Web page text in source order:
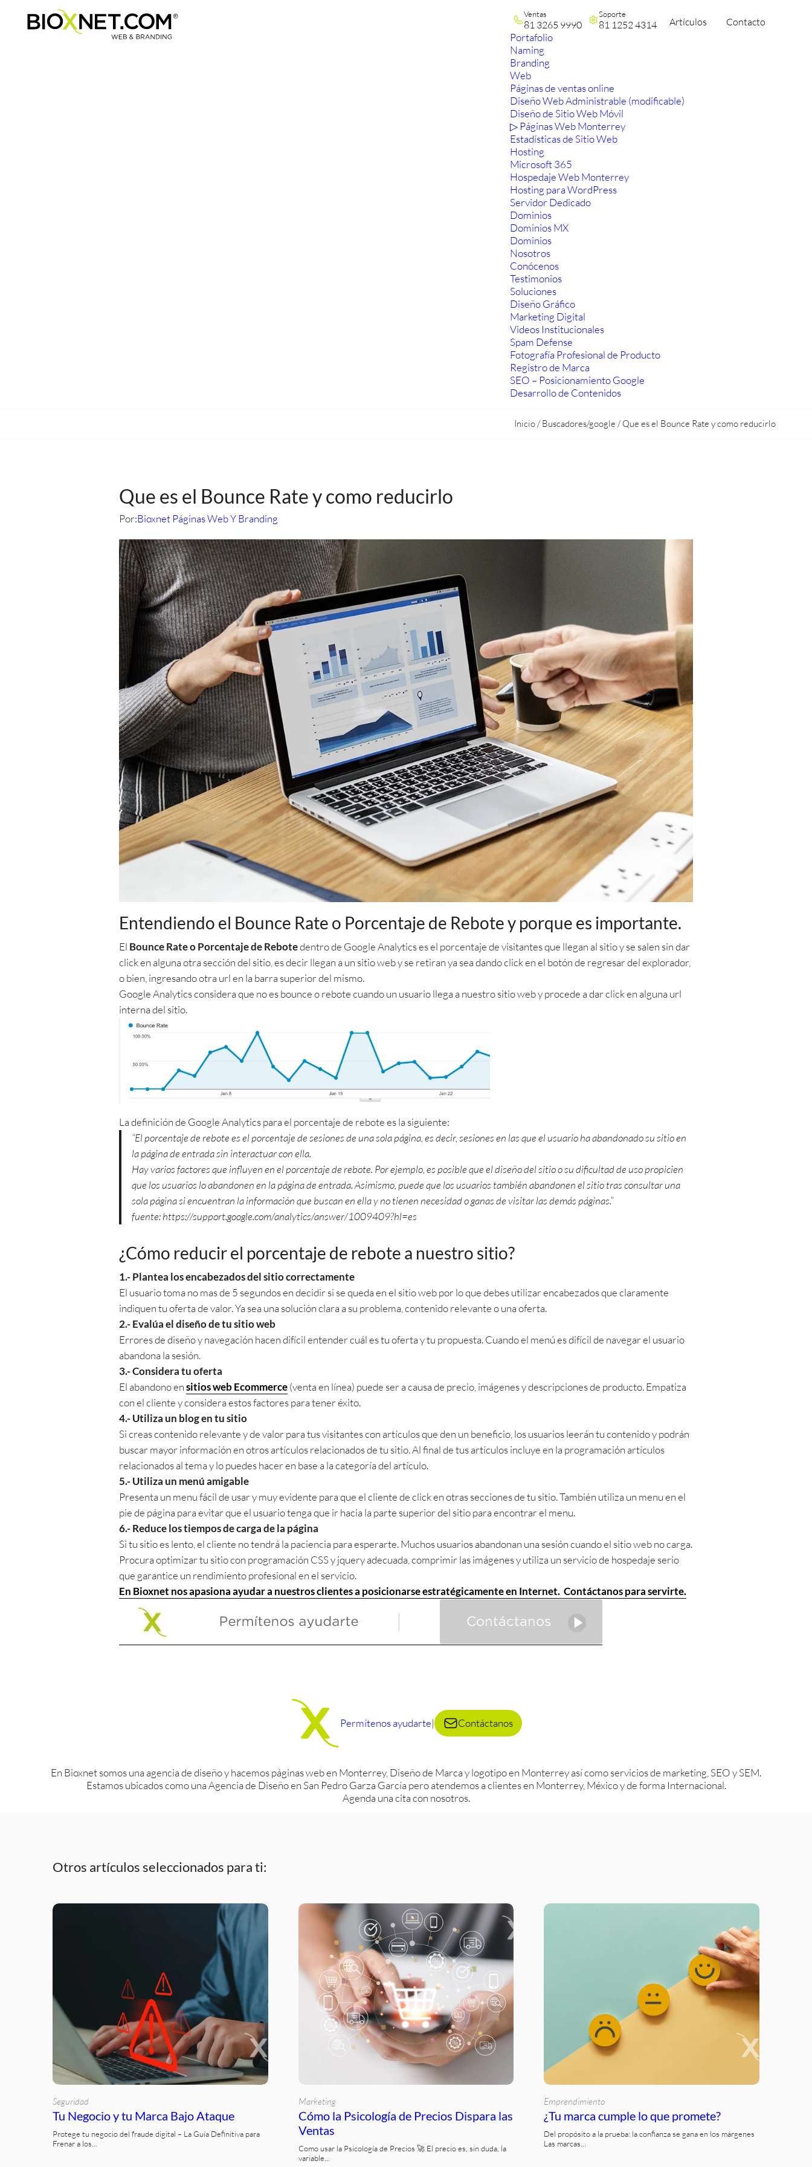
Ventas
81 3265 9990
Soporte
81 1252 4314 Artículos Contacto
Portafolio
Naming
Branding
Web
Páginas de ventas online
Diseño Web Administrable (modificable)
Diseño de Sitio Web Móvil
▷ Páginas Web Monterrey
Estadísticas de Sitio Web
Hosting
Microsoft 365
Hospedaje Web Monterrey
Hosting para WordPress
Servidor Dedicado
Dominios
Dominios MX
Dominios
Nosotros
Conócenos
Testimonios
Soluciones
Diseño Gráfico
Marketing Digital
Videos Institucionales
Spam Defense
Fotografía Profesional de Producto
Registro de Marca
SEO – Posicionamiento Google
Desarrollo de Contenidos
Inicio/Buscadores/google /Que es el Bounce Rate y como reducirlo
Que es el Bounce Rate y como reducirlo
Por:Bioxnet Páginas Web Y Branding
Entendiendo el Bounce Rate o Porcentaje de Rebote y porque es importante.
El Bounce Rate o Porcentaje de Rebotedentro de Google Analytics es el porcentaje de visitantes que llegan al sitio y se salen sin dar
click en alguna otra sección del sitio, es decir llegan a un sitio web y se retiran ya sea dando click en el botón de regresar del explorador,
o bien, ingresando otra url en la barra superior del mismo.
Google Analytics considera que no es bounce o rebote cuando un usuario llega a nuestro sitio web y procede a dar click en alguna url
interna del sitio.
La definición de Google Analytics para el porcentaje de rebote es la siguiente:
“El porcentaje de rebote es el porcentaje de sesiones de una sola página, es decir, sesiones en las que el usuario ha abandonado su sitio en
la página de entrada sin interactuar con ella.
Hay varios factores que influyen en el porcentaje de rebote. Por ejemplo, es posible que el diseño del sitio o su dificultad de uso propicien
que los usuarios lo abandonen en la página de entrada. Asimismo, puede que los usuarios también abandonen el sitio tras consultar una
sola página si encuentran la información que buscan en ella y no tienen necesidad o ganas de visitar las demás páginas.”
fuente: https://support.google.com/analytics/answer/1009409?hl=es
¿Cómo reducir el porcentaje de rebote a nuestro sitio?
1.- Plantea los encabezados del sitio correctamente
El usuario toma no mas de 5 segundos en decidir si se queda en el sitio web por lo que debes utilizar encabezados que claramente
indiquen tu oferta de valor. Ya sea una solución clara a su problema, contenido relevante o una oferta.
2.- Evalúa el diseño de tu sitio web
Errores de diseño y navegación hacen difícil entender cuál es tu oferta y tu propuesta. Cuando el menú es difícil de navegar el usuario
abandona la sesión.
3.- Considera tu oferta
El abandono ensitios web Ecommerce(venta en línea) puede ser a causa de precio, imágenes y descripciones de producto. Empatiza
con el cliente y considera estos factores para tener éxito.
4.- Utiliza un blog en tu sitio
Si creas contenido relevante y de valor para tus visitantes con artículos que den un beneficio, los usuarios leerán tu contenido y podrán
buscar mayor información en otros artículos relacionados de tu sitio. Al final de tus artículos incluye en la programación artículos
relacionados al tema y lo puedes hacer en base a la categoría del artículo.
5.- Utiliza un menú amigable
Presenta un menu fácil de usar y muy evidente para que el cliente de click en otras secciones de tu sitio. También utiliza un menu en el
pie de página para evitar que el usuario tenga que ir hacia la parte superior del sitio para encontrar el menu.
6.- Reduce los tiempos de carga de la página
Si tu sitio es lento, el cliente no tendrá la paciencia para esperarte. Muchos usuarios abandonan una sesión cuando el sitio web no carga.
Procura optimizar tu sitio con programación CSS y jquery adecuada, comprimir las imágenes y utiliza un servicio de hospedaje serio
que garantice un rendimiento profesional en el servicio.
En Bioxnet nos apasiona ayudar a nuestros clientes a posicionarse estratégicamente en Internet. Contáctanos para servirte.
Permítenos ayudarte| Contáctanos
En Bioxnet somos una agencia de diseño y hacemos páginas web en Monterrey, Diseño de Marca y logotipo en Monterrey así como servicios de marketing, SEO y SEM.
Estamos ubicados como una Agencia de Diseño en San Pedro Garza García pero atendemos a clientes en Monterrey, México y de forma Internacional.
Agenda una cita con nosotros.
Otros artículos seleccionados para ti:
Seguridad
Tu Negocio y tu Marca Bajo Ataque
Protege tu negocio del fraude digital – La Guía Definitiva para
Frenar a los…
Marketing
Cómo la Psicología de Precios Dispara las
Ventas
Como usar la Psicología de Precios 🚀 El precio es, sin duda, la
variable…
Emprendimiento
¿Tu marca cumple lo que promete?
Del propósito a la prueba: la confianza se gana en los márgenes
Las marcas…